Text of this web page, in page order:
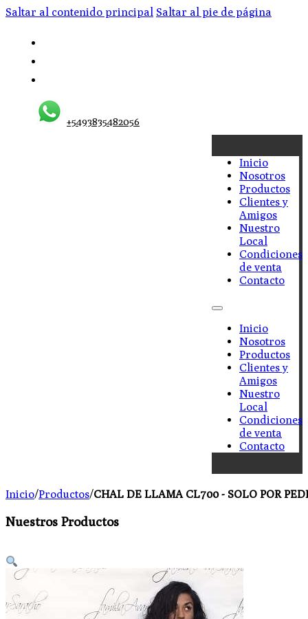
Saltar al contenido principal Saltar al pie de página
+5493835482056
Inicio
Nosotros
Productos
Clientes y
Amigos
Nuestro
Local
Condiciones
de venta
Contacto
Inicio
Nosotros
Productos
Clientes y
Amigos
Nuestro
Local
Condiciones
de venta
Contacto
Inicio/Productos/CHAL DE LLAMA CL700 - SOLO POR
Nuestros Productos